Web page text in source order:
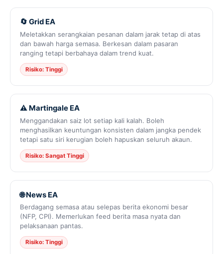
🔄 Grid EA
Meletakkan serangkaian pesanan dalam jarak tetap di atas
dan bawah harga semasa. Berkesan dalam pasaran
ranging tetapi berbahaya dalam trend kuat.
Risiko: Tinggi
⚠️ Martingale EA
Menggandakan saiz lot setiap kali kalah. Boleh
menghasilkan keuntungan konsisten dalam jangka pendek
tetapi satu siri kerugian boleh hapuskan seluruh akaun.
Risiko: Sangat Tinggi
🌐 News EA
Berdagang semasa atau selepas berita ekonomi besar
(NFP, CPI). Memerlukan feed berita masa nyata dan
pelaksanaan pantas.
Risiko: Tinggi